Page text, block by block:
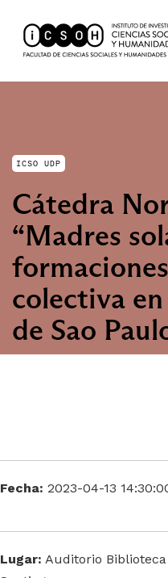
ICSO UDP
Cátedra
“Madres
colectiva
de Sao
Fecha: 2023-04-13
Lugar: Auditorio